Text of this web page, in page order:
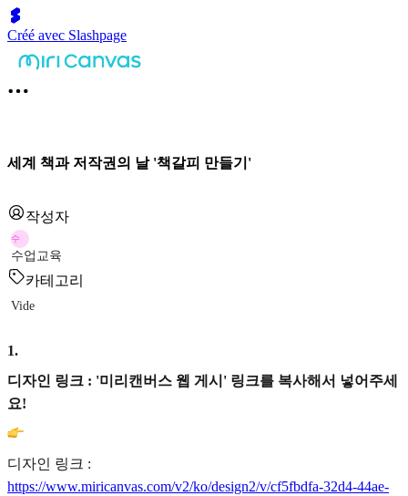
Créé avec Slashpage
세계 책과 저작권의 날 '책갈피 만들기'
작성자
수
수업교육
카테고리
Vide
1.
디자인 링크 : '미리캔버스 웹 게시' 링크를 복사해서 넣어주세
요!
디자인 링크 :
https://www.miricanvas.com/v2/ko/design2/v/cf5fbdfa-32d4-44ae-